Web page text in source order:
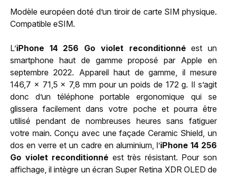
Modèle européen doté d’un tiroir de carte SIM physique.
Compatible eSIM.
L’iPhone 14 256 Go violet reconditionnéest un
smartphone haut de gamme proposé par Apple en
septembre 2022. Appareil haut de gamme, il mesure
146,7 x 71,5 x 7,8 mm pour un poids de 172 g. Il s’agit
donc d’un téléphone portable ergonomique qui se
glissera facilement dans votre poche et pourra être
utilisé pendant de nombreuses heures sans fatiguer
votre main. Conçu avec une façade Ceramic Shield, un
dos en verre et un cadre en aluminium, l’iPhone 14 256
Go violet reconditionné est très résistant. Pour son
affichage, il intègre un écran Super Retina XDR OLED de